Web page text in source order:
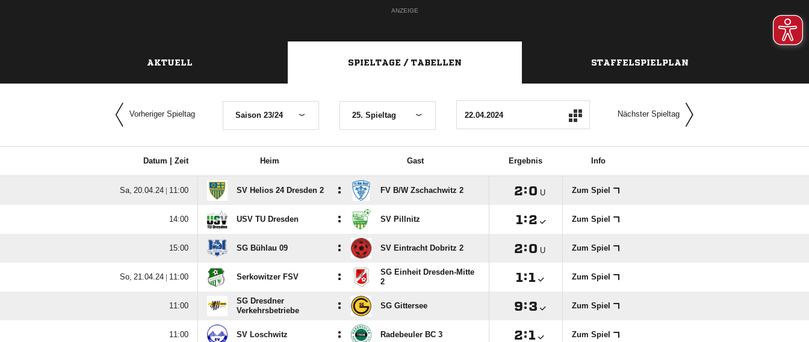
ANZEIGE
AKTUELL SPIELTAGE / TABELLEN STAFFELSPIELPLAN
Vorheriger Spieltag Saison 23/24 25. Spieltag Nächster Spieltag
Datum | Zeit Heim Gast Ergebnis Info
  |  SV Helios 24 Dresden 2 : FV B/​W Zschachwitz 2 : U Zum Spiel
 USV TU Dresden : SV Pillnitz : Zum Spiel
 SG Bühlau 09 : SV Eintracht Dobritz 2 : U Zum Spiel
  |  Serkowitzer FSV :
SG Einheit Dresden-Mitte
2
: Zum Spiel

SG Dresdner
Verkehrsbetriebe
: SG Gittersee : Zum Spiel
 SV Loschwitz : Radebeuler BC 3 : Zum Spiel